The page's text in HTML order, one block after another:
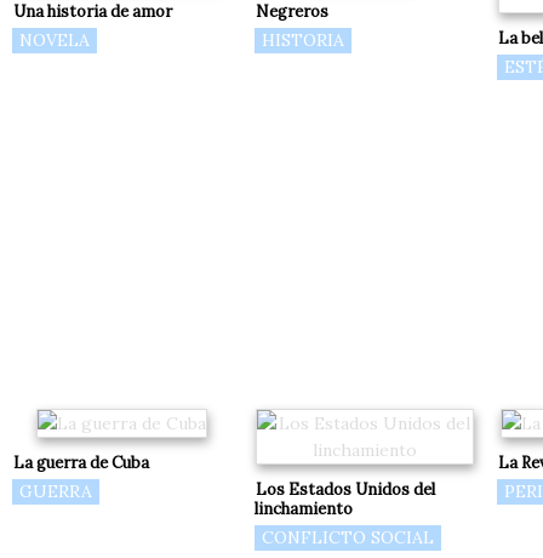
Una historia de amor
NOVELA
Negreros
HISTORIA La
La guerra de Cuba
GUERRA
Los Estados Unidos del
linchamiento
CONFLICTO SOCIAL
La